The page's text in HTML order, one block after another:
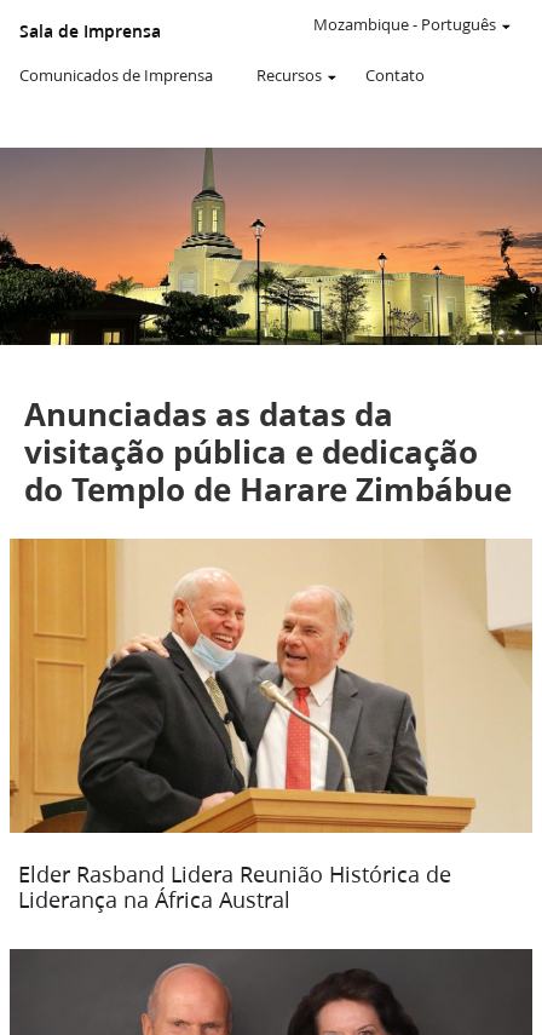
OFICIAL
DE
IGREJA
CRISTO
DIAS
Sala de Imprensa
Comunicados de Imprensa Recursos Contato
Mozambique- Português
Anunciadas as datas da
visitação pública e dedicação
do Templo de Harare Zimbábue
Elder Rasband Lidera Reunião Histórica de
Liderança na África Austral